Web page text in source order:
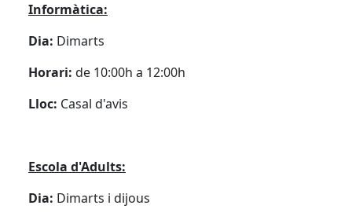
Informàtica:
Dia: Dimarts
Horari: de 10:00h a 12:00h
Lloc: Casal d'avis
Escola d'Adults:
Dia: Dimarts i dijous